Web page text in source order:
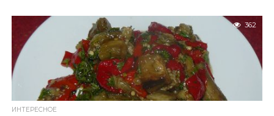
362
ИНТЕРЕСНОЕ